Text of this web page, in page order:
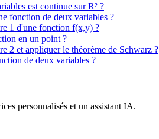
est continue sur R² ?
fonction de deux variables ?
1 d'une fonction f(x,y) ?
en un point ?
2 et appliquer le théorème de Schwarz ?
de deux variables ?
personnalisés et un assistant IA.